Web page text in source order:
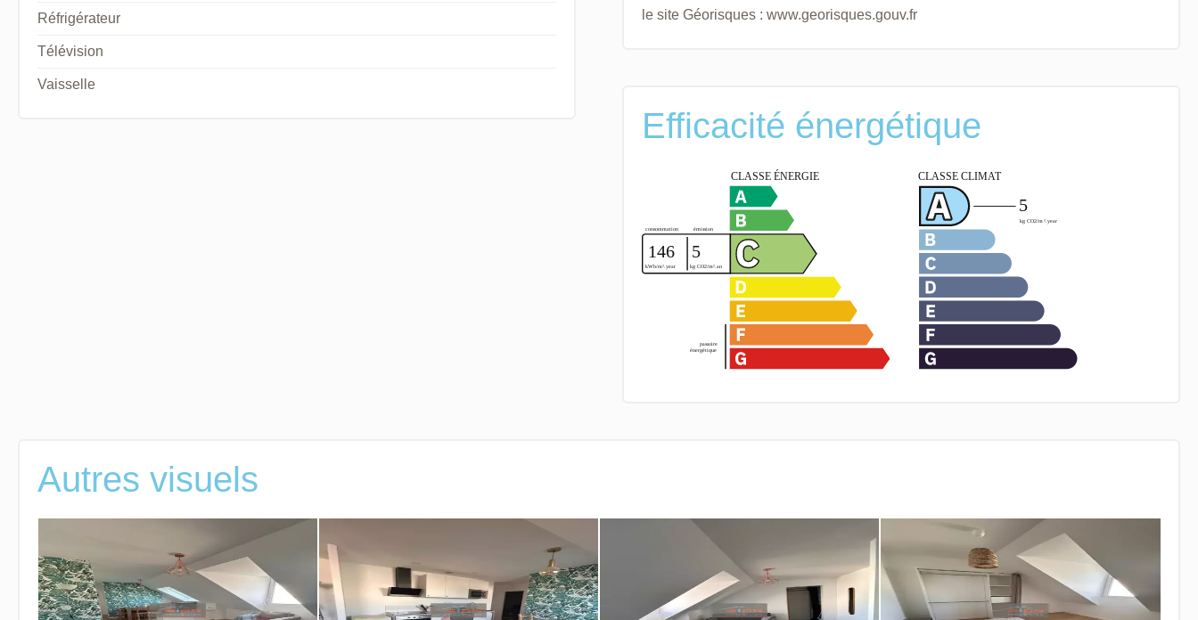
Réfrigérateur
Télévision
Vaisselle
le site Géorisques : www.georisques.gouv.fr
Efficacité énergétique
Autres visuels